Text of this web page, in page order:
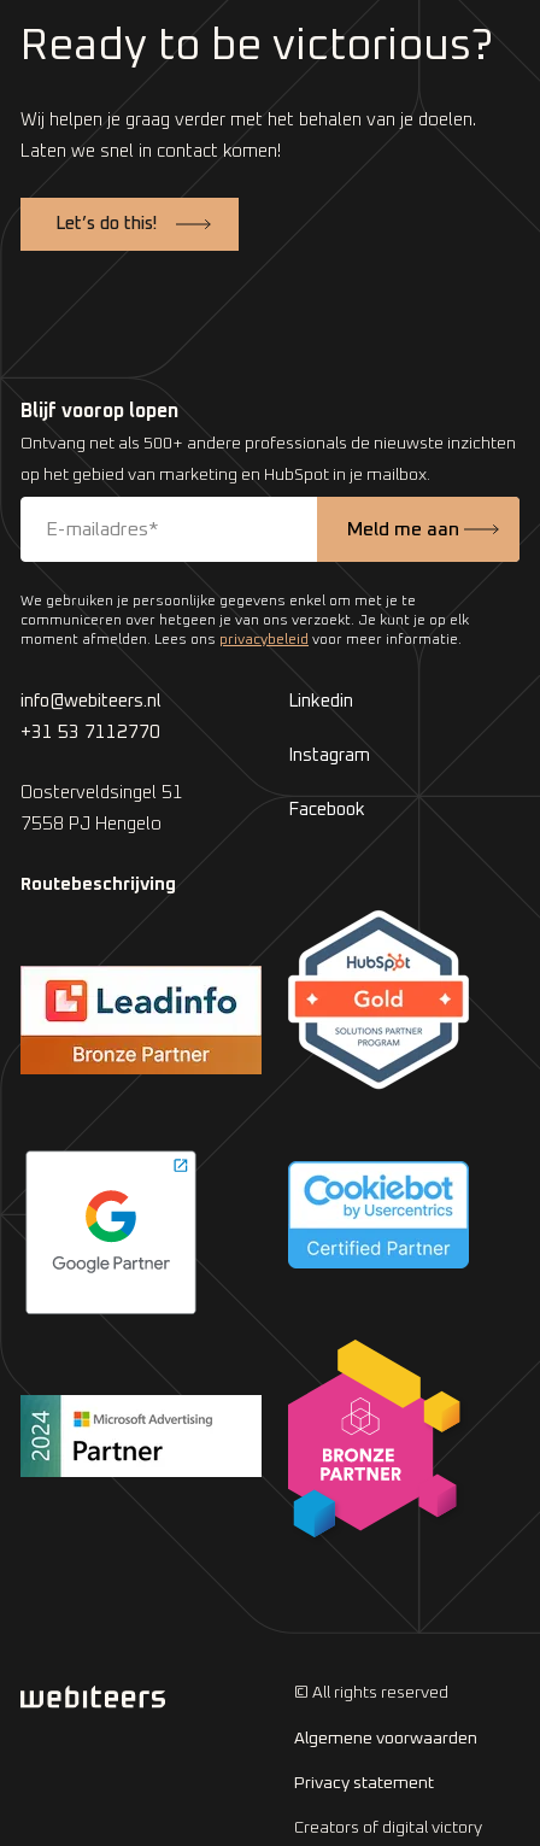
Ready to be victorious?
Wij helpen je graag verder met het behalen van je doelen.
Laten we snel in contact komen!
Let’s do this!
Blijf voorop lopen
Ontvang net als 500+ andere professionals de nieuwste inzichten
op het gebied van marketing en HubSpot in je mailbox.
We gebruiken je persoonlijke gegevens enkel om met je te
communiceren over hetgeen je van ons verzoekt. Je kunt je op elk
moment afmelden. Lees ons privacybeleid voor meer informatie.
info@webiteers.nl
+31 53 7112770
Oosterveldsingel 51
7558 PJ Hengelo
Routebeschrijving
Linkedin
Instagram
Facebook
© All rights reserved
Algemene voorwaarden
Privacy statement
Creators of digital victory